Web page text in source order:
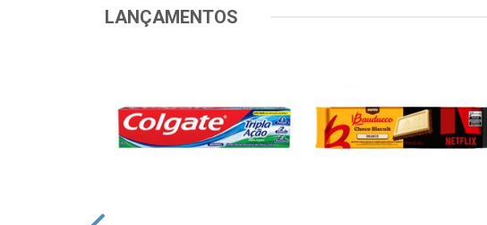
LANÇAMENTOS